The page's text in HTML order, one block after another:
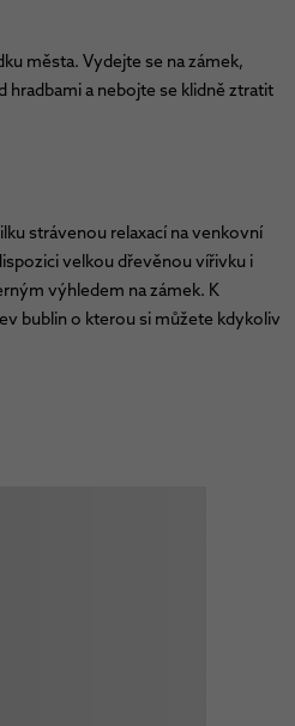
města. Vydejte se na zámek,
hradbami a nebojte se klidně ztratit
strávenou relaxací na venkovní
velkou dřevěnou vířivku i
výhledem na zámek. K
bublin o kterou si můžete kdykoliv